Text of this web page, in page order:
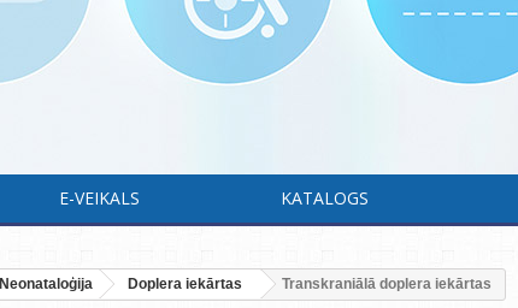
E-VEIKALS KATALOGS
Neonataloģija Doplera iekārtas Transkraniālā doplera iekārtas